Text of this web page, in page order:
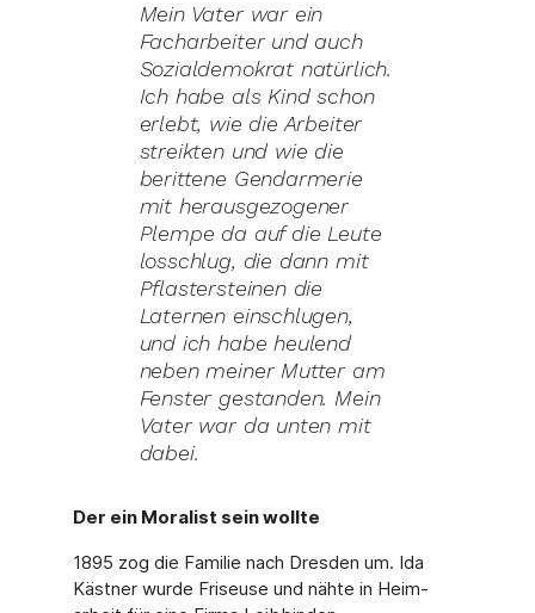
Mein Vater war ein
Facharbeiter und auch
Sozialdemokrat natürlich.
Ich habe als Kind schon
erlebt, wie die Arbeiter
streikten und wie die
berittene Gendarmerie
mit herausgezogener
Plempe da auf die Leute
losschlug, die dann mit
Pflasterstei­nen die
Laternen einschlugen,
und ich habe heulend
neben meiner Mutter am
Fenster gestanden. Mein
Vater war da unten mit
dabei.
Der ein Moralist sein wollte
1895 zog die Familie nach Dresden um. Ida
Kästner wurde Friseuse und nähte in Heim­